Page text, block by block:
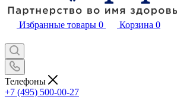
Избранные товары 0 Корзина 0
Телефоны
+7 (495) 500-00-27